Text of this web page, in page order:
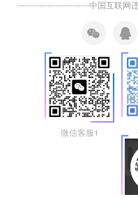
--------------------------中国互联网
微信客服1